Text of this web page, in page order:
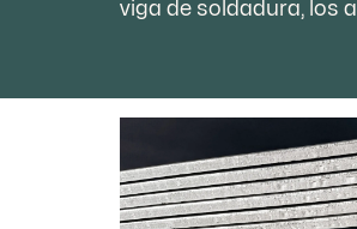
viga de soldadura, los